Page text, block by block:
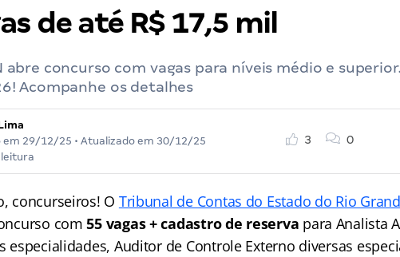
de até R$ 17,5 mil
abre concurso com vagas para níveis médio e
Acompanhe os detalhes
em 29/12/25 • Atualizado em 30/12/25
3 0
concurseiros! O Tribunal de Contas do Estado do Rio
com55 vagas + cadastro de reserva para Analista
especialidades, Auditor de Controle Externo diversas